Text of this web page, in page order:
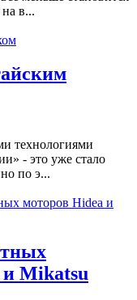
в...
технологиями
- это уже стало
по э...
и Mikatsu